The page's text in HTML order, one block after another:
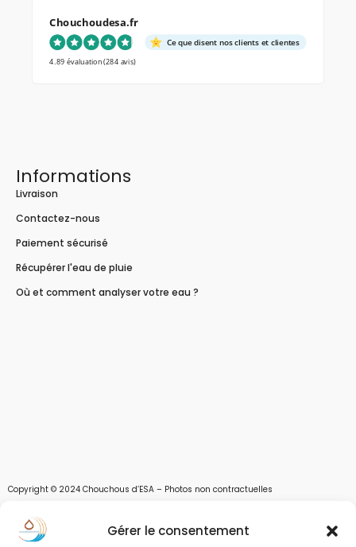
Gérer le consentement
Chouchoudesa.fr
Ce que disent nos clients et clientes
4.89 évaluation(284 avis)
Informations
Livraison
Contactez-nous
Paiement sécurisé
Récupérer l'eau de pluie
Où et comment analyser votre eau ?
Copyright © 2024 Chouchous d’ESA – Photos non contractuelles
Les chouchous d’Esa vous apportent toutes les solutions pour récupérer l’eau de
pluie, et des moyens pour stocker, filtrer, traiter et potabiliser l’eau d’un forage,